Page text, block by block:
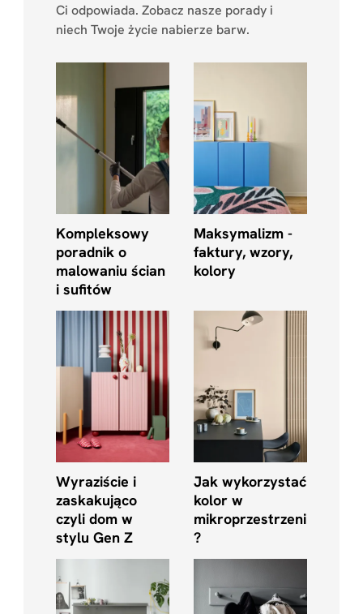
Ci odpowiada. Zobacz nasze porady i
niech Twoje życie nabierze barw.
Kompleksowy
poradnik o
malowaniu ścian
i sufitów
Maksymalizm -
faktury, wzory,
kolory
Wyraziście i
zaskakująco
czyli dom w
stylu Gen Z
Jak wykorzystać
kolor w
mikroprzestrzeni
?